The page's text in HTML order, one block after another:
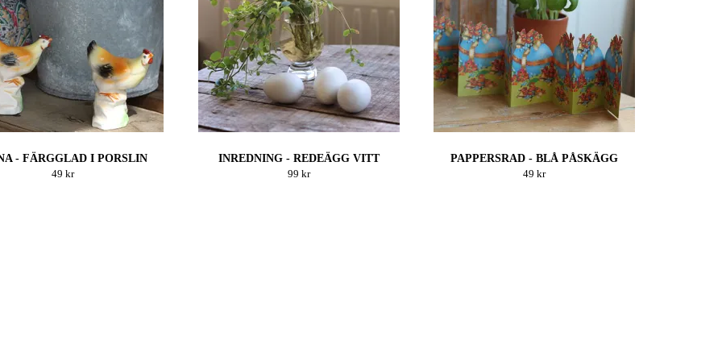
- FÄRGGLAD I PORSLIN
49 kr
INREDNING - REDEÄGG VITT
99 kr
PAPPERSRAD - BLÅ PÅSKÄGG
49 kr